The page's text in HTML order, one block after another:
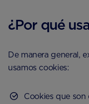
¿Por qué
De manera general,
usamos cookies:
Cookies que son